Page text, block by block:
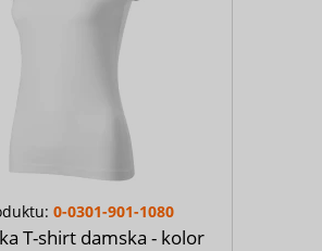
0-0301-901-1080
T-shirt damska - kolor